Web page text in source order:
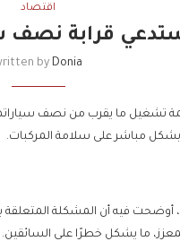
اقتصاد
قرابة نصف
by Donia
تشغيل ما يقرب من نصف
بشكل مباشر على سلامة المركبات.
أوضحت فيه أن المشكلة
ما يشكل خطرًا على السائقين.